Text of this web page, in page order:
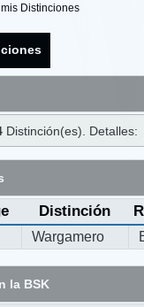
mis Distinciones
Distinción(es). Detalles:
Distinción
Wargamero
la BSK